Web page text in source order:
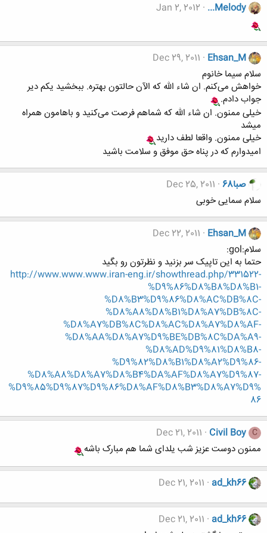
...Melody
Jan 2, 2012
Ehsan_M
Dec 29, 2011
سلام سیما خانوم
خواهش می‌کنم. ان شاء الله که الآن حالتون بهتره. ببخشید یکم دیر
جواب دادم.
خیلی ممنون. ان شاء الله که شماهم فرصت می‌کنید و باهامون همراه
میشد
خیلی ممنون. واقعا لطف دارید
امیدوارم که در پناه حق موفق و سلامت باشید
صبا68
Dec 25, 2011
سلام سمایی خوبی
Ehsan_M
Dec 22, 2011
سلام:gol:
حتما به این تاپیک سر بزنید و نظرتون رو بگید
http://www.www.www.iran-eng.ir/showthread.php/331522-
%D9%86%D8%B8%D8%B1-
%D8%B3%D9%86%D8%AC%DB%8C-
%D8%A8%D8%B1%D8%A7%DB%8C-
%D8%A7%DB%8C%D8%AC%D8%A7%D8%AF-
%D8%AA%D8%A7%D9%BE%DB%8C%DA%A9-
%D8%AD%D9%81%D8%B8-
%D9%82%D8%B1%D8%A2%D9%86-
%D8%A8%D8%A7%D8%B4%DA%AF%D8%A7%D9%87-
%D9%85%D9%87%D9%86%D8%AF%D8%B3%D8%A7%D9%
86
C
Civil Boy
Dec 21, 2011
ممنون دوست عزیز شب یلدای شما هم مبارک باشه
ad_kh66
Dec 21, 2011
ad_kh66
Dec 21, 2011